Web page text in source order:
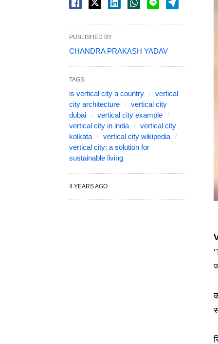
PUBLISHED BY
CHANDRA PRAKASH YADAV
TAGS:
is vertical city a country
vertical
city architecture
vertical city
dubai
vertical city example
vertical city in india
vertical city
kolkata
vertical city wikipedia
vertical city: a solution for
sustainable living
4 YEARS AGO